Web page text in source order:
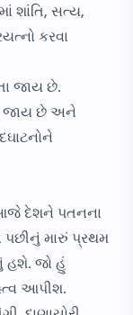
શાંતિ, સત્ય,
કરવા
જાય છે.
જાય છે અને
આજે દેશને પતનના
પછીનું મારું પ્રથમ
હશે. જો હું
આપીશ.